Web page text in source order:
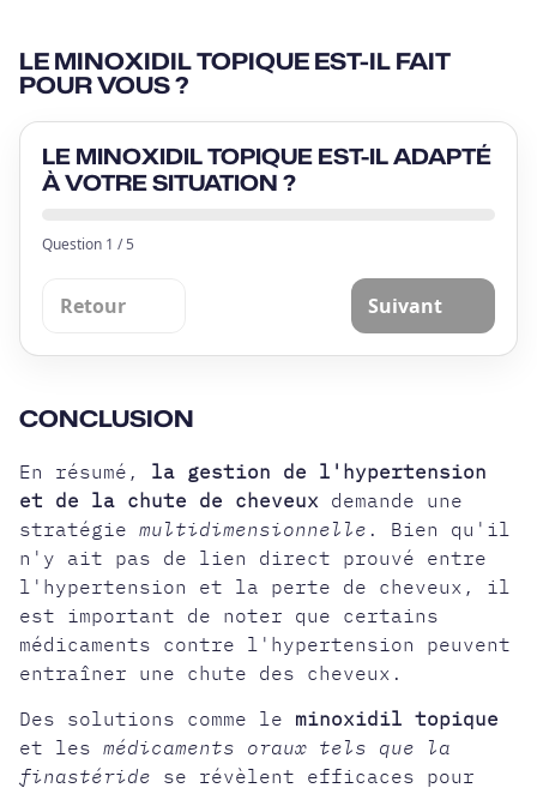
LE MINOXIDIL TOPIQUE EST-IL FAIT
POUR VOUS ?
LE MINOXIDIL TOPIQUE EST-IL ADAPTÉ
À VOTRE SITUATION ?
Question 1 /5
Retour Suivant
CONCLUSION
En résumé, la gestion de l'hypertension
et de la chute de cheveux demande une
stratégiemultidimensionnelle . Bien qu'il
n'y ait pas de lien direct prouvé entre
l'hypertension et la perte de cheveux, il
est important de noter que certains
médicaments contre l'hypertension peuvent
entraîner une chute des cheveux.
Des solutions comme le minoxidil topique
et lesmédicaments oraux tels que la
finastéride se révèlent efficaces pour